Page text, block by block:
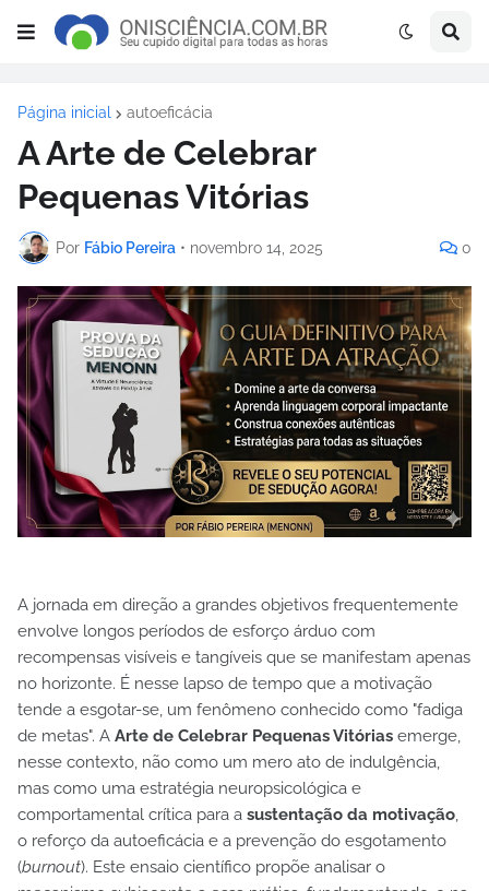
Página inicial autoeficácia
A Arte de Celebrar
Pequenas Vitórias
Por Fábio Pereira • novembro 14, 2025 0
A jornada em direção a grandes objetivos frequentemente
envolve longos períodos de esforço árduo com
recompensas visíveis e tangíveis que se manifestam apenas
no horizonte. É nesse lapso de tempo que a motivação
tende a esgotar-se, um fenômeno conhecido como "fadiga
de metas". A Arte de Celebrar Pequenas Vitórias emerge,
nesse contexto, não como um mero ato de indulgência,
mas como uma estratégia neuropsicológica e
comportamental crítica para a sustentação da motivação
o reforço da autoeficácia e a prevenção do esgotamento
(burnout). Este ensaio científico propõe analisar o